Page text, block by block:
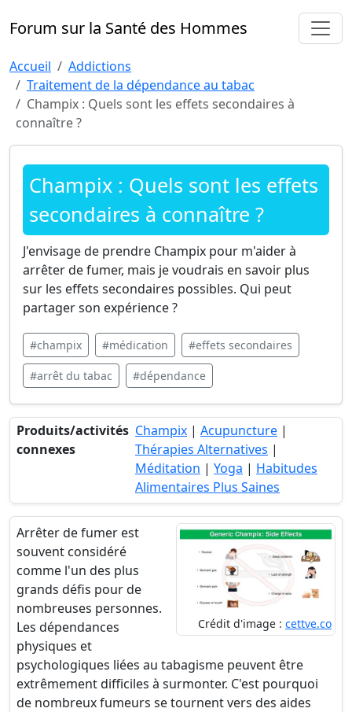
Forum sur la Santé des Hommes
Accueil
Addictions
Traitement de la dépendance au tabac
Champix : Quels sont les effets secondaires à
connaître ?
Champix : Quels sont les effets
secondaires à connaître ?
J'envisage de prendre Champix pour m'aider à
arrêter de fumer, mais je voudrais en savoir plus
sur les effets secondaires possibles. Qui peut
partager son expérience ?
#champix #médication #effets secondaires
#arrêt du tabac #dépendance
Produits/activités
connexes
Champix | Acupuncture |
Thérapies Alternatives |
Méditation | Yoga | Habitudes
Alimentaires Plus Saines
Crédit d'image : cettve.co
Arrêter de fumer est
souvent considéré
comme l'un des plus
grands défis pour de
nombreuses personnes.
Les dépendances
physiques et
psychologiques liées au tabagisme peuvent être
extrêmement difficiles à surmonter. C'est pourquoi
de nombreux fumeurs se tournent vers des aides